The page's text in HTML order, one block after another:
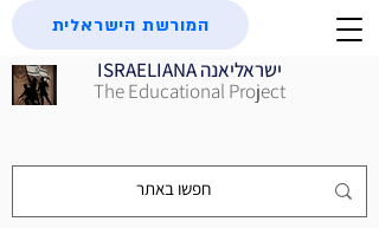
ISRAELIANA ישראליאנה
The Educational Project
המורשת הישראלית